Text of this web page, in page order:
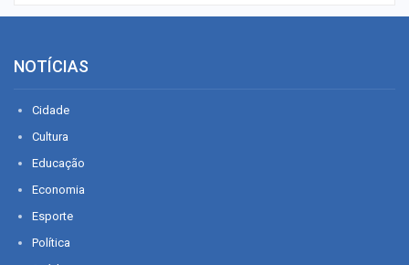
NOTÍCIAS
Cidade
Cultura
Educação
Economia
Esporte
Política